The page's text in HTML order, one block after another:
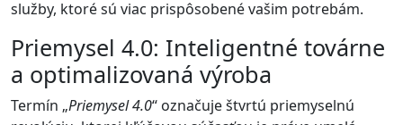
služby, ktoré sú viac prispôsobené vašim potrebám.
Priemysel 4.0: Inteligentné továrne
a optimalizovaná výroba
Termín „Priemysel 4.0“ označuje štvrtú priemyselnú